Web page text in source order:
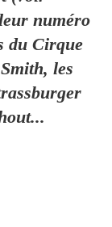
numéro
du Cirque
les